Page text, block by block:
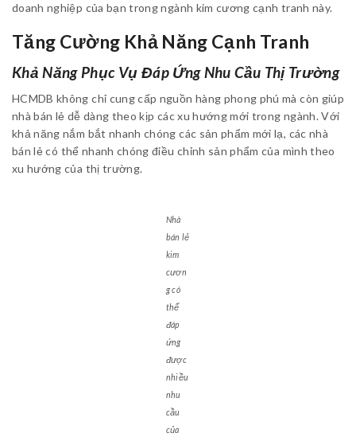
doanh nghiệp của bạn trong ngành kim cương cạnh tranh này.
Tăng Cường Khả Năng Cạnh Tranh
Khả Năng Phục Vụ Đáp Ứng Nhu Cầu Thị Trường
HCMDB không chỉ cung cấp nguồn hàng phong phú mà còn giúp
nhà bán lẻ dễ dàng theo kịp các xu hướng mới trong ngành. Với
khả năng nắm bắt nhanh chóng các sản phẩm mới lạ, các nhà
bán lẻ có thể nhanh chóng điều chỉnh sản phẩm của mình theo
xu hướng của thị trường.
Nhà
bán lẻ
kim
cươn
g có
thể
đáp
ứng
được
nhiều
nhu
cầu
của